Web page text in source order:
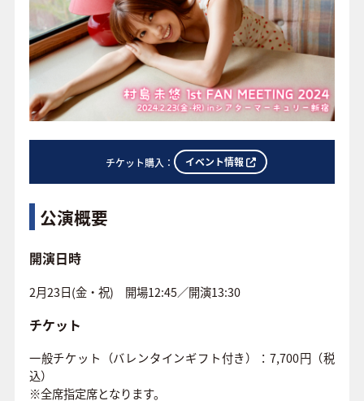
チケット購入： イベント情報
公演概要
開演日時
2月23日(金・祝) 開場12:45／開演13:30
チケット
一般チケット（バレンタインギフト付き）：7,700円（税
込）
※全席指定席となります。